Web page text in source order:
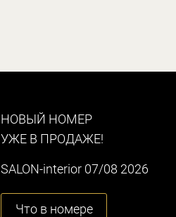
НОВЫЙ НОМЕР
УЖЕ В ПРОДАЖЕ!
SALON-interior 07/08 2026
Что в номере